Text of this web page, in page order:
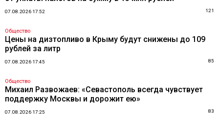
07.08.2026 17:52 121
Общество
Цены на дизтопливо в Крыму будут снижены до 109
рублей за литр
07.08.2026 17:45 85
Общество
Михаил Развожаев: «Севастополь всегда чувствует
поддержку Москвы и дорожит ею»
07.08.2026 17:25 83